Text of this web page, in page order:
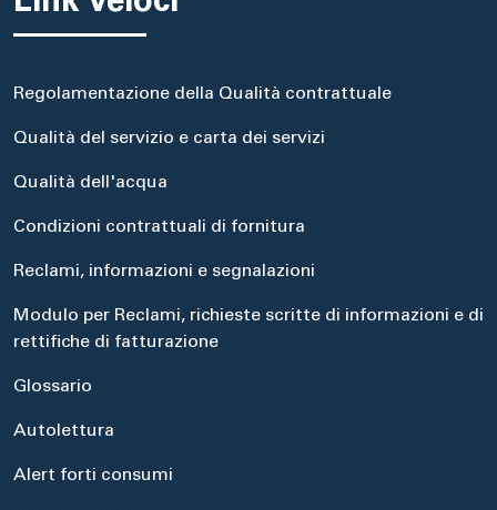
Regolamentazione della Qualità contrattuale
Qualità del servizio e carta dei servizi
Qualità dell'acqua
Condizioni contrattuali di fornitura
Reclami, informazioni e segnalazioni
Modulo per Reclami, richieste scritte di informazioni e di
rettifiche di fatturazione
Glossario
Autolettura
Alert forti consumi